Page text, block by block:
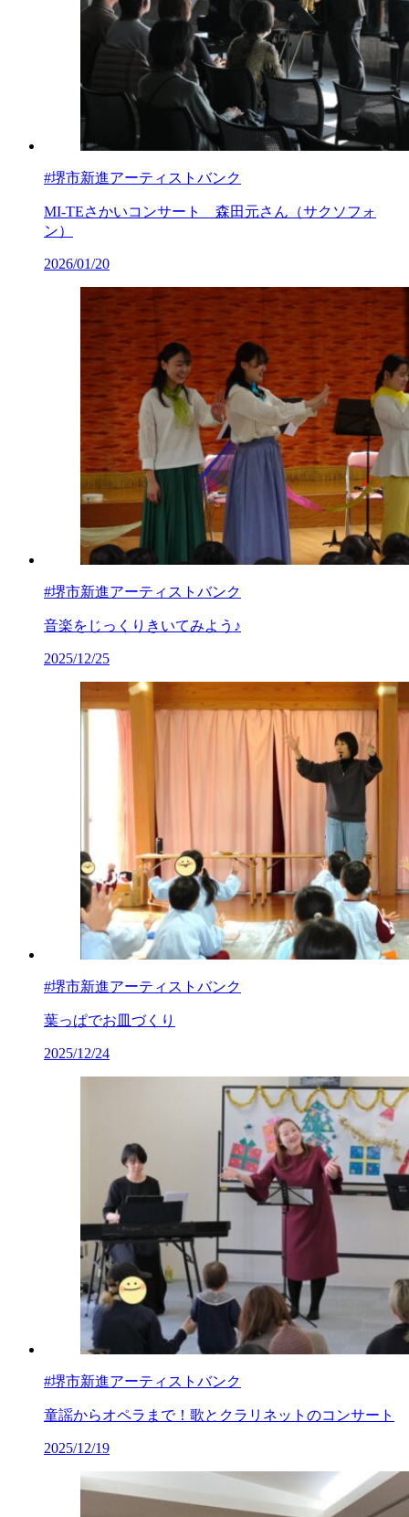
#堺市新進アーティストバンク
MI-TEさかいコンサート 森田元さん（サクソフォ
ン）
2026/01/20
#堺市新進アーティストバンク
音楽をじっくりきいてみよう♪
2025/12/25
#堺市新進アーティストバンク
葉っぱでお皿づくり
2025/12/24
#堺市新進アーティストバンク
童謡からオペラまで！歌とクラリネットのコンサート
2025/12/19